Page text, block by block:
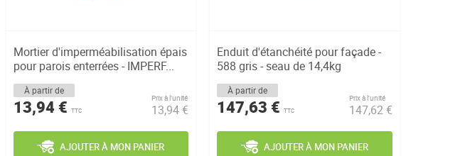
Mortier d'imperméabilisation épais
pour parois enterrées - IMPERF...
À partir de
13,94 € TTC
Prix à l’unité
13,94 €
AJOUTER À MON PANIER
Enduit d'étanchéité pour façade -
588 gris - seau de 14,4kg
À partir de
147,63 €TTC
Prix à l’unité
147,62 €
AJOUTER À MON PANIER